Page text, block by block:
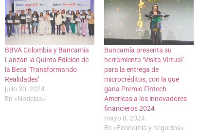
BBVA Colombia y Bancamía
Lanzan la Quinta Edición de
la Beca ‘Transformando
Realidades’
julio 30, 2024
En «Noticias»
Bancamía presenta su
herramienta ‘Visita Virtual’
para la entrega de
microcréditos, con la que
gana Premio Fintech
Americas a los innovadores
financieros 2024
mayo 8, 2024
En «Economía y negocios»